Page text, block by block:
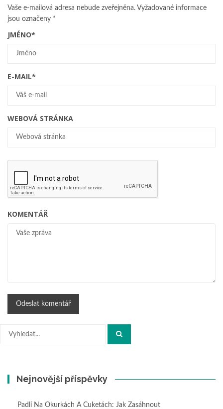
Vaše e-mailová adresa nebude zveřejněna. Vyžadované informace
jsou označeny *
JMÉNO*
E-MAIL*
WEBOVÁ STRÁNKA
KOMENTÁŘ
Hledat:
Nejnovější příspěvky
Padlí Na Okurkách A Cuketách: Jak Zasáhnout